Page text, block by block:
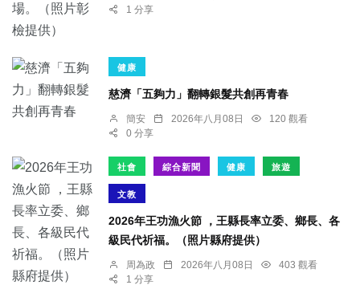
1 分享
健康
慈濟「五夠力」翻轉銀髮共創再青春
簡安 2026年八月08日
120 觀看
0 分享
社會 綜合新聞 健康 旅遊
文教
2026年王功漁火節 ，王縣長率立委、鄉長、各
級民代祈福。（照片縣府提供）
周為政 2026年八月08日
403 觀看
1 分享